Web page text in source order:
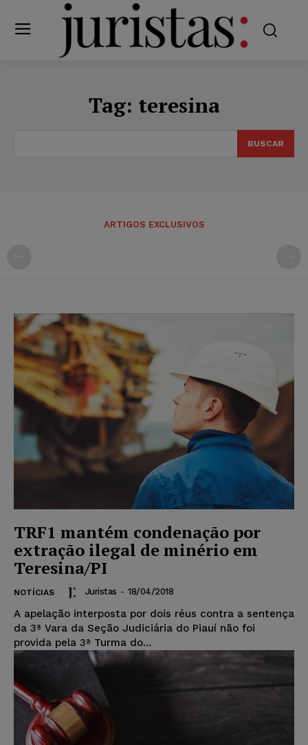
Tag: teresina
BUSCAR
ARTIGOS EXCLUSIVOS
TRF1 mantém condenação por
extração ilegal de minério em
Teresina/PI
NOTÍCIAS Juristas - 18/04/2018
A apelação interposta por dois réus contra a sentença
da 3ª Vara da Seção Judiciária do Piauí não foi
provida pela 3ª Turma do...